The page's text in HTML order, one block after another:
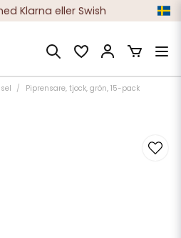
Klarna eller Swish
nöjda kunder
Piprensare, tjock, grön, 15-pack